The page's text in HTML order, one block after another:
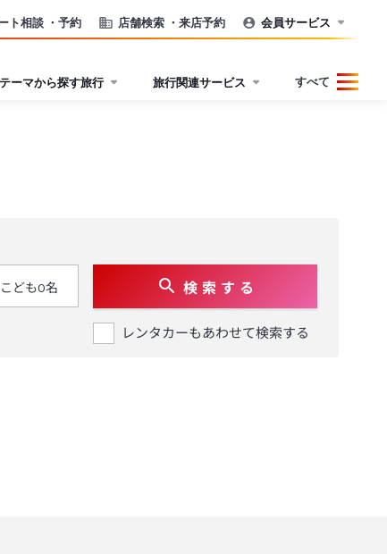
ト相談 ・予約 店舗検索 ・来店予約 会員サービス
テーマから探す旅行 旅行関連サービス すべて
検 索 す る
レンタカーもあわせて検索する